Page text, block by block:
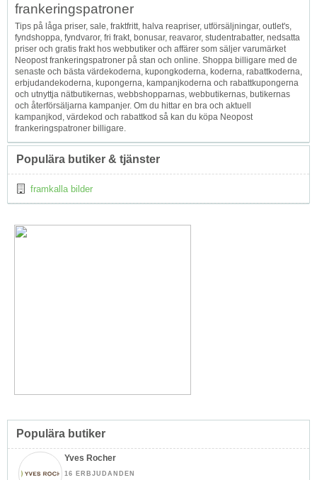
frankeringspatroner
Tips på låga priser, sale, fraktfritt, halva reapriser, utförsäljningar, outlet's,
fyndshoppa, fyndvaror, fri frakt, bonusar, reavaror, studentrabatter, nedsatta
priser och gratis frakt hos webbutiker och affärer som säljer varumärket
Neopost frankeringspatroner på stan och online. Shoppa billigare med de
senaste och bästa värdekoderna, kupongkoderna, koderna, rabattkoderna,
erbjudandekoderna, kupongerna, kampanjkoderna och rabattkupongerna
och utnyttja nätbutikernas, webbshopparnas, webbutikernas, butikernas
och återförsäljarna kampanjer. Om du hittar en bra och aktuell
kampanjkod, värdekod och rabattkod så kan du köpa Neopost
frankeringspatroner billigare.
Populära butiker & tjänster
framkalla bilder
Populära butiker
Yves Rocher
16 ERBJUDANDEN